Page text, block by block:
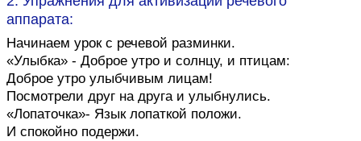
аппарата:
Начинаем урок с речевой разминки.
«Улыбка» - Доброе утро и солнцу, и птицам:
Доброе утро улыбчивым лицам!
Посмотрели друг на друга и улыбнулись.
«Лопаточка»- Язык лопаткой положи.
И спокойно подержи.